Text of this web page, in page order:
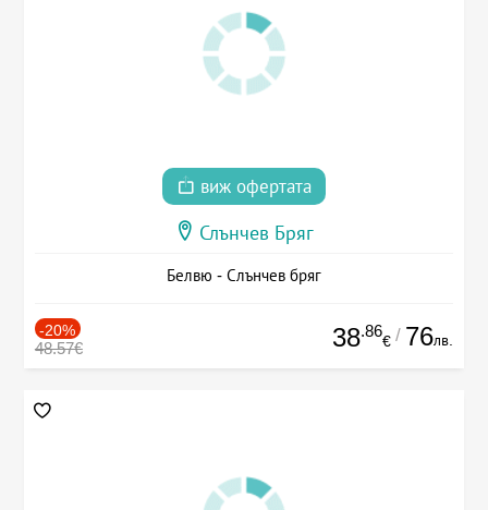
виж офертата
Слънчев Бряг
Белвю - Слънчев бряг
-20%
48.57€ 38.86
€ / 76лв.